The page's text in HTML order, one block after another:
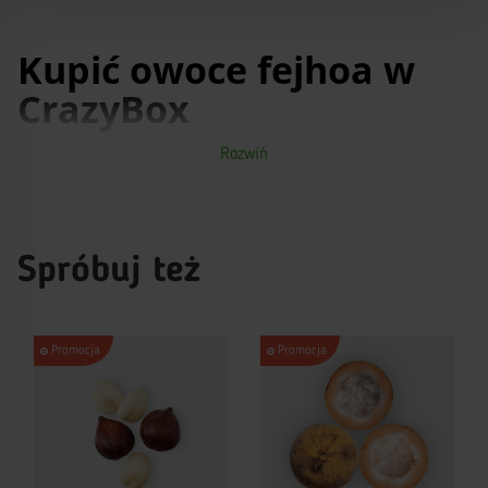
Kupić owoce fejhoa w
CrazyBox
Owoc egzotyczny fejhoa, cena którego jest całkiem dostępna,
zależnie od odmiany i regionu hodowli. Do naszego kraju
dostarczają jagodę firmy hiszpańskie, włoskie, tureckie i
ekologicznie czystych regionach.
Ocenić majestat smaku i przydatność owocu można tylko pod
warunkiem wysokiej jakości owoców. W sklepie online Crazybox
można kupić fejhoa z gwarancją jakości za najkorzystniejszą
cenę. W asortymencie jest certyfikowana produkcja od dostawców
z doskonałą reputacją. Oprócz fejhoa sklep online proponuje
szeroki wybór orzechów, owoców tropikalnych, miodu, sushi i tak
Rozwiń
Spróbuj też
Promocja Promocja